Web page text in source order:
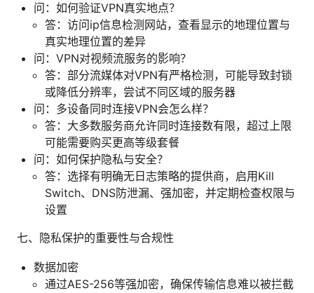
问：如何验证VPN真实地点？
答：访问ip信息检测网站，查看显示的地理位置与
真实地理位置的差异
问：VPN对视频流服务的影响？
答：部分流媒体对VPN有严格检测，可能导致封锁
或降低分辨率，尝试不同区域的服务器
问：多设备同时连接VPN会怎么样？
答：大多数服务商允许同时连接数有限，超过上限
可能需要购买更高等级套餐
问：如何保护隐私与安全？
答：选择有明确无日志策略的提供商，启用Kill
Switch、DNS防泄漏、强加密，并定期检查权限与
设置
七、隐私保护的重要性与合规性
数据加密
通过AES-256等强加密，确保传输信息难以被拦截